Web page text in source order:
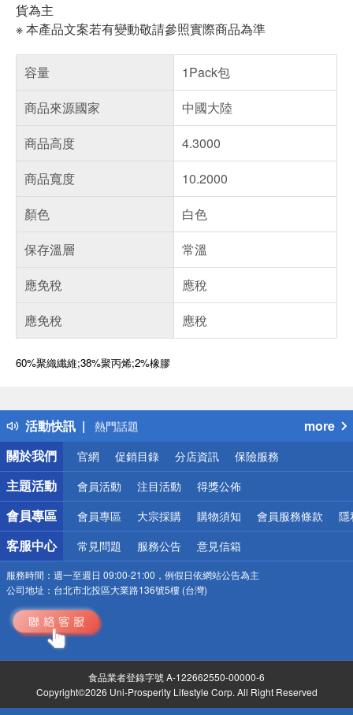
貨為主
※ 本產品文案若有變動敬請參照實際商品為準
容量
1Pack包
商品來源國家
中國大陸
商品高度
4.3000
商品寬度
10.2000
顏色
白色
保存溫層
常溫
應免稅
應稅
應免稅
應稅
60%聚織纖維;38%聚丙烯;2%橡膠
活動快訊
得獎公告
熱門話題
銀行優惠
偏遠地區配送
詐騙網頁！請小心！
more
關於我們
官網 促銷目錄 分店資訊 保險服務
主題活動 會員活動 注目活動 得獎公佈
會員專區 會員專區 大宗採購 購物須知 會員服務條款 隱
客服中心 常見問題 服務公告 意見信箱
服務時間： 週一至週日 09:00-21:00，例假日依網站公告為主
公司地址： 台北市北投區大業路136號5樓 (台灣)
食品業者登錄字號 A-122662550-00000-6
Copyright©2026 Uni-Prosperity Lifestyle Corp. All Right Reserved